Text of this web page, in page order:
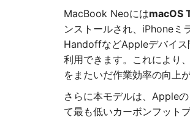
MacBook NeoにはmacOS
ンストールされ、iPhoneミ
HandoffなどAppleデバイス
利用できます。これにより
をまたいだ作業効率の向上
さらに本モデルは、Apple
て最も低いカーボンフット